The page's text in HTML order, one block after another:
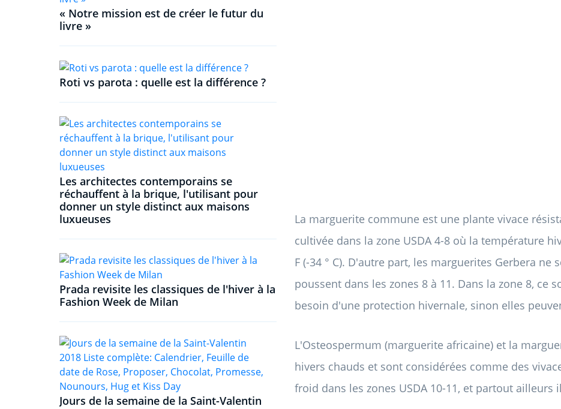
« Notre mission est de créer le futur du
livre »
Roti vs parota : quelle est la différence ?
Les architectes contemporains se
réchauffent à la brique, l'utilisant pour
donner un style distinct aux maisons
luxueuses
Prada revisite les classiques de l'hiver à la
Fashion Week de Milan
Jours de la semaine de la Saint-Valentin
La marguerite commune est une plante vivace
cultivée dans la zone USDA 4-8 où la température
F (-34 ° C). D'autre part, les marguerites Gerbera
poussent dans les zones 8 à 11. Dans la zone 8, ce
besoin d'une protection hivernale, sinon elles
L'Osteospermum (marguerite africaine) et la
hivers chauds et sont considérées comme des
froid dans les zones USDA 10-11, et partout